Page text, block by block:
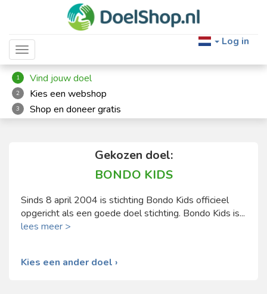
Toggle navigation
Log in
1 Vind jouw doel
2 Kies een webshop
3 Shop en doneer gratis
Gekozen doel:
BONDO KIDS
Sinds 8 april 2004 is stichting Bondo Kids officieel
opgericht als een goede doel stichting. Bondo Kids is...
lees meer >
Kies een ander doel ›